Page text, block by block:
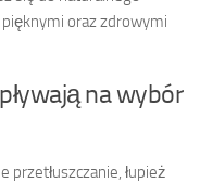
oraz zdrowymi
na wybór
przetłuszczanie, łupież